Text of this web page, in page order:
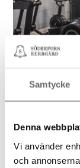
Samtycke
Denna
Vi använder
och